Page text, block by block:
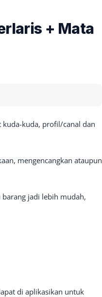
+ Mata
kuda, profil/canal dan
mengencangkan ataupun
jadi lebih mudah,
di aplikasikan untuk